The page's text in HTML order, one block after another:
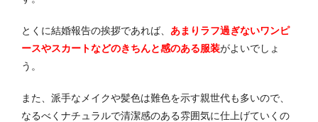
とくに結婚報告の挨拶であれば、 あまりラフ過ぎないワンピ
ースやスカートなどのきちんと感のある服装がよいでしょ
う。
また、派手なメイクや髪色は難色を示す親世代も多いので、
なるべくナチュラルで清潔感のある雰囲気に仕上げていくの